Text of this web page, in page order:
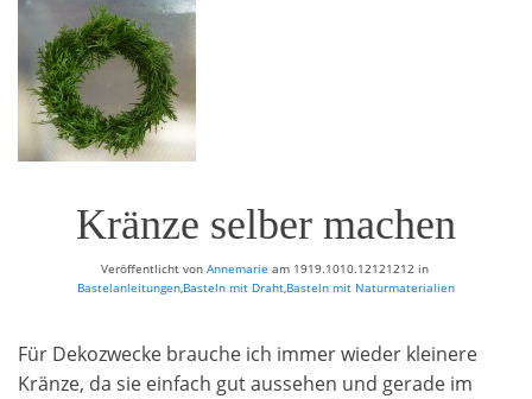
Kränze selber machen
Veröffentlicht von Annemarie am 1919.1010.12121212in
Bastelanleitungen,Basteln mit Draht,Basteln mit Naturmaterialien
Für Dekozwecke brauche ich immer wieder kleinere
Kränze, da sie einfach gut aussehen und gerade im